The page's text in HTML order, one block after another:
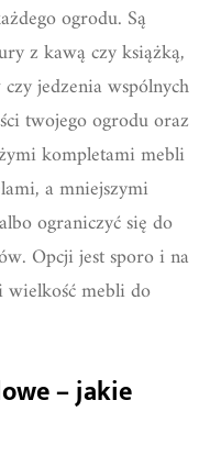
ogrodu. Są
z kawą czy książką,
jedzenia wspólnych
twojego ogrodu oraz
kompletami mebli
a mniejszymi
ograniczyć się do
Opcji jest sporo i na
wielkość mebli do
– jakie